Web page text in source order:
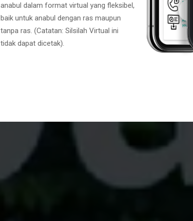
anabul dalam format virtual yang fleksibel,
baik untuk anabul dengan ras maupun
tanpa ras. (Catatan: Silsilah Virtual ini
tidak dapat dicetak).